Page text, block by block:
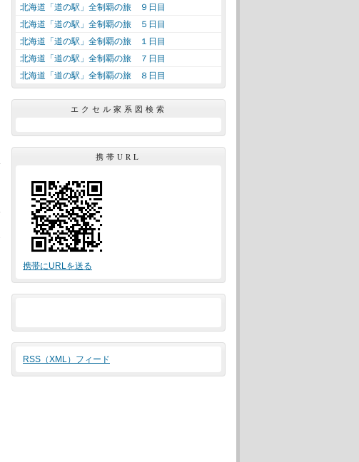
北海道「道の駅」全制覇の旅 ９日目
北海道「道の駅」全制覇の旅 ５日目
北海道「道の駅」全制覇の旅 １日目
北海道「道の駅」全制覇の旅 ７日目
北海道「道の駅」全制覇の旅 ８日目
エクセル家系図検索
携帯URL
携帯にURLを送る
RSS（XML）フィード